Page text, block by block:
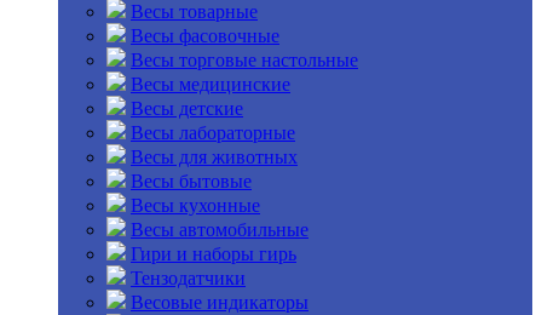
Весы товарные
Весы фасовочные
Весы торговые настольные
Весы медицинские
Весы детские
Весы лабораторные
Весы для животных
Весы бытовые
Весы кухонные
Весы автомобильные
Гири и наборы гирь
Тензодатчики
Весовые индикаторы